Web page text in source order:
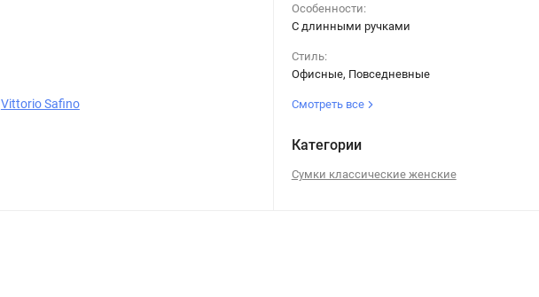
Vittorio Safino
Особенности:
С длинными ручками
Стиль:
Офисные, Повседневные
Смотреть все
Категории
Сумки классические женские